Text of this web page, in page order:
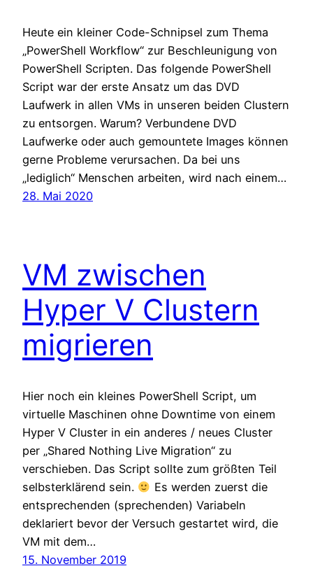
Heute ein kleiner Code-Schnipsel zum Thema
„PowerShell Workflow“ zur Beschleunigung von
PowerShell Scripten. Das folgende PowerShell
Script war der erste Ansatz um das DVD
Laufwerk in allen VMs in unseren beiden Clustern
zu entsorgen. Warum? Verbundene DVD
Laufwerke oder auch gemountete Images können
gerne Probleme verursachen. Da bei uns
„lediglich“ Menschen arbeiten, wird nach einem…
28. Mai 2020
VM zwischen
Hyper V Clustern
migrieren
Hier noch ein kleines PowerShell Script, um
virtuelle Maschinen ohne Downtime von einem
Hyper V Cluster in ein anderes / neues Cluster
per „Shared Nothing Live Migration“ zu
verschieben. Das Script sollte zum größten Teil
selbsterklärend sein.
Es werden zuerst die
entsprechenden (sprechenden) Variabeln
deklariert bevor der Versuch gestartet wird, die
VM mit dem…
15. November 2019